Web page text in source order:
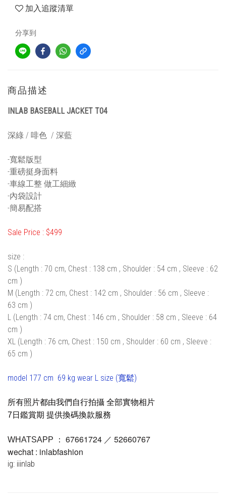
加入追蹤清單
分享到
商品描述
INLAB BASEBALL JACKET T04
深綠 / 啡色 / 深藍
-寬鬆版型
-重磅挺身面料
-車線工整 做工細緻
-內袋設計
-簡易配搭
Sale Price : $499
size :
S (Length : 70 cm, Chest : 138 cm , Shoulder : 54 cm , Sleeve : 62
cm )
M (Length : 72 cm, Chest : 142 cm , Shoulder : 56 cm , Sleeve :
63 cm )
L (Length : 74 cm, Chest : 146 cm , Shoulder : 58 cm , Sleeve : 64
cm )
XL (Length : 76 cm, Chest : 150 cm , Shoulder : 60 cm , Sleeve :
65 cm )
model 177 cm 69 kg wear L size (寬鬆)
所有照片都由我們自行拍攝 全部實物相片
7日鑑賞期 提供換碼換款服務
WHATSAPP ： 67661724 ／ 52660767
wechat : inlabfashion
ig: iiinlab